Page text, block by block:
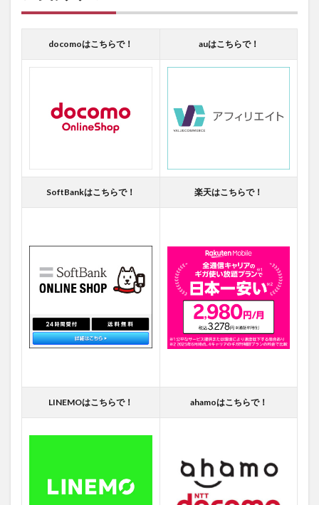
docomoはこちらで！ auはこちらで！
SoftBankはこちらで！ 楽天はこちらで！
LINEMOはこちらで！ ahamoはこちらで！